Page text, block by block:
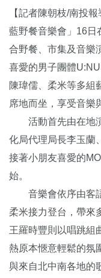
【記者陳朝枝/南投
藍野餐音樂會」16日
合野餐、市集及音樂
喜愛的男子團體
陳瑋儒、柔米等多組
席地而坐，享受音樂
活動首先由在地演
化局代理局長李玉蘭
接著小朋友喜愛的
始。
音樂會依序由客語
柔米接力登台，帶來
王羅時豐則以唱跳組
熱原本愜意輕鬆的氛
與來自北中南各地的